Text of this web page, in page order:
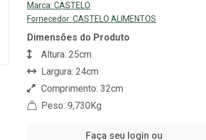
Marca: CASTELO
Fornecedor: CASTELO ALIMENTOS
Dimensões do Produto
Altura: 25cm
Largura: 24cm
Comprimento: 32cm
Peso: 9,730Kg
Faça seu login ou